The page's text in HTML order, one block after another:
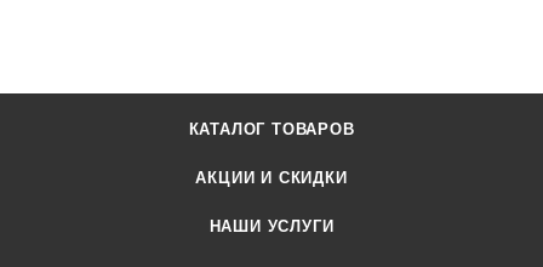
КАТАЛОГ ТОВАРОВ
АКЦИИ И СКИДКИ
НАШИ УСЛУГИ